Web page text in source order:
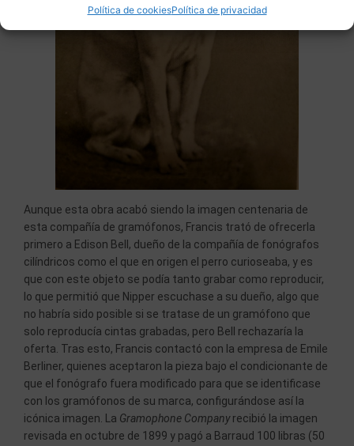
Política de cookiesPolítica de privacidad
Aunque esta obra acabó siendo la imagen centenaria de
esta compañía de gramófonos, Francis trató de ofrecerla
primero a Edison Bell, dueño de la compañía de fonógrafos
cilíndricos como el que en origen el perro curioseaba, y es
que con este objeto se podía tanto grabar como reproducir,
lo que permitió que Nipper escuchase a su dueño, algo que
no habría sido posible si se tratase de un gramófono que
solo reproducía cintas grabadas, pero Bell rechazaría la
oferta. Tras esto, Francis contactó con la empresa de Emile
Berliner, quienes aceptaron la pieza bajo el condicionante de
que el fonógrafo fuera modificado para que se identificase
con los gramófonos de su marca, configurándose así la
icónica imagen. La Gramophone Companyrecibió la imagen
revisada en octubre de 1899 y pagó a Barraud 100 libras (50